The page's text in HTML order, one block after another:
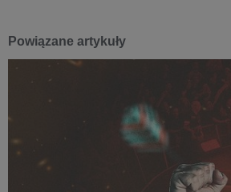
Powiązane artykuły